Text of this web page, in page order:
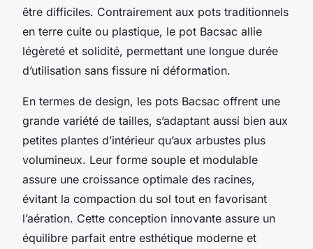
être difficiles. Contrairement aux pots traditionnels
en terre cuite ou plastique, le pot Bacsac allie
légèreté et solidité, permettant une longue durée
d’utilisation sans fissure ni déformation.
En termes de design, les pots Bacsac offrent une
grande variété de tailles, s’adaptant aussi bien aux
petites plantes d’intérieur qu’aux arbustes plus
volumineux. Leur forme souple et modulable
assure une croissance optimale des racines,
évitant la compaction du sol tout en favorisant
l’aération. Cette conception innovante assure un
équilibre parfait entre esthétique moderne et